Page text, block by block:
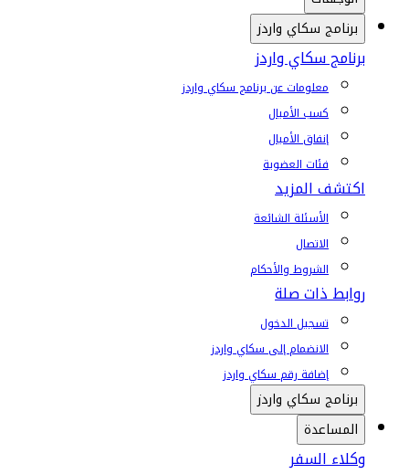
برنامج سكاي واردز
برنامج سكاي واردز
معلومات عن برنامج سكاي واردز
كسب الأميال
إنفاق الأميال
فئات العضوية
اكتشف المزيد
الأسئلة الشائعة
الاتصال
الشروط والأحكام
روابط ذات صلة
تسجيل الدخول
الانضمام إلى سكاي واردز
إضافة رقم سكاي واردز
برنامج سكاي واردز
المساعدة
وكلاء السفر